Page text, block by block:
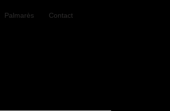
Palmarès Contact